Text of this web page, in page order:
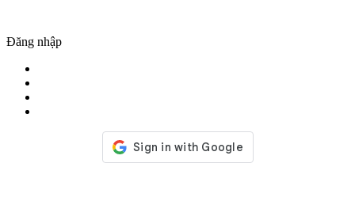
Đăng nhập